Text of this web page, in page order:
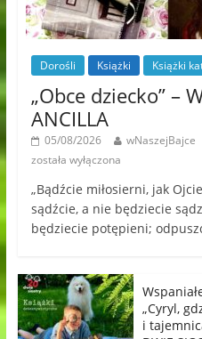
Dorośli Książki Książki
„Obce dziecko” –
ANCILLA
05/08/2026 wNaszejBajce
została wyłączona
„Bądźcie miłosierni, jak
sądźcie, a nie będziecie
będziecie potępieni;
„Cyryl,
i